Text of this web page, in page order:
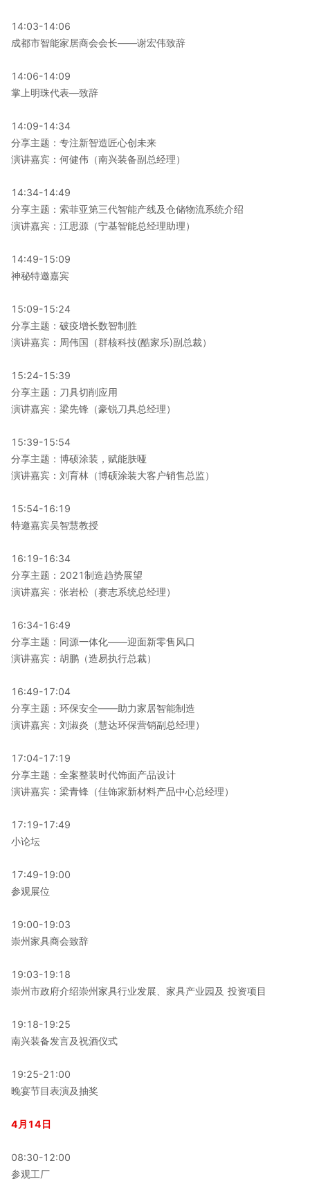
14:03-14:06
成都市智能家居商会会长——谢宏伟致辞
14:06-14:09
掌上明珠代表—致辞
14:09-14:34
分享主题：专注新智造匠心创未来
演讲嘉宾：何健伟（南兴装备副总经理）
14:34-14:49
分享主题：索菲亚第三代智能产线及仓储物流系统介绍
演讲嘉宾：江思源（宁基智能总经理助理）
14:49-15:09
神秘特邀嘉宾
15:09-15:24
分享主题：破疫增长数智制胜
演讲嘉宾：周伟国（群核科技(酷家乐)副总裁）
15:24-15:39
分享主题：刀具切削应用
演讲嘉宾：梁先锋（豪锐刀具总经理）
15:39-15:54
分享主题：博硕涂装，赋能肤哑
演讲嘉宾：刘育林（博硕涂装大客户销售总监）
15:54-16:19
特邀嘉宾吴智慧教授
16:19-16:34
分享主题：2021制造趋势展望
演讲嘉宾：张岩松（赛志系统总经理）
16:34-16:49
分享主题：同源一体化——迎面新零售风口
演讲嘉宾：胡鹏（造易执行总裁）
16:49-17:04
分享主题：环保安全——助力家居智能制造
演讲嘉宾：刘淑炎（慧达环保营销副总经理）
17:04-17:19
分享主题：全案整装时代饰面产品设计
演讲嘉宾：梁青锋（佳饰家新材料产品中心总经理）
17:19-17:49
小论坛
17:49-19:00
参观展位
19:00-19:03
崇州家具商会致辞
19:03-19:18
崇州市政府介绍崇州家具行业发展、家具产业园及 投资项目
19:18-19:25
南兴装备发言及祝酒仪式
19:25-21:00
晚宴节目表演及抽奖
4月14日
08:30-12:00
参观工厂